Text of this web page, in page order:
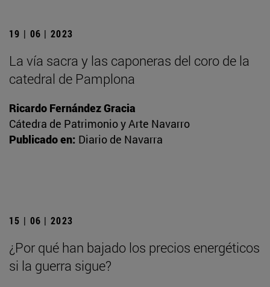
19 | 06 | 2023
La vía sacra y las caponeras del coro de la
catedral de Pamplona
Ricardo Fernández Gracia
Cátedra de Patrimonio y Arte Navarro
Publicado en: Diario de Navarra
15 | 06 | 2023
¿Por qué han bajado los precios energéticos
si la guerra sigue?